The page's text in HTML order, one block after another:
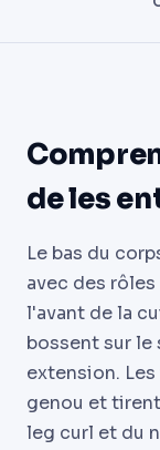
de les
Le bas du
avec des
l'avant de la
bossent sur le
extension.
genou et
leg curl et du